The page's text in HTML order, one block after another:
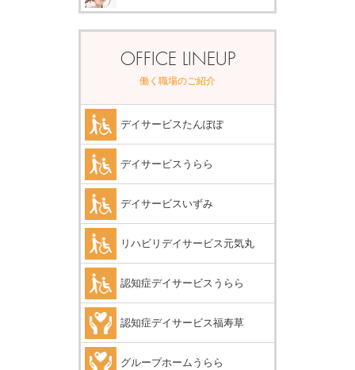
OFFICE LINEUP
働く職場のご紹介
デイサービスたんぽぽ
デイサービスうらら
デイサービスいずみ
リハビリデイサービス元気丸
認知症デイサービスうらら
認知症デイサービス福寿草
グループホームうらら